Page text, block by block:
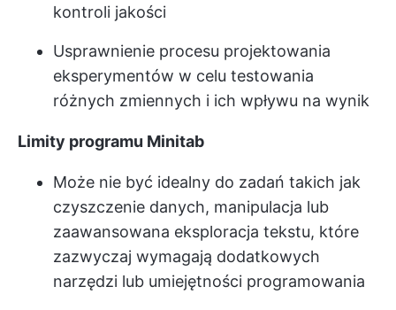
kontroli jakości
Usprawnienie procesu projektowania
eksperymentów w celu testowania
różnych zmiennych i ich wpływu na wynik
Limity programu Minitab
Może nie być idealny do zadań takich jak
czyszczenie danych, manipulacja lub
zaawansowana eksploracja tekstu, które
zazwyczaj wymagają dodatkowych
narzędzi lub umiejętności programowania